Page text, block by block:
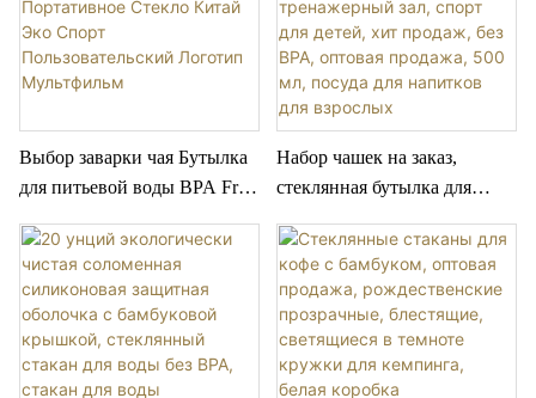
Выбор заварки чая Бутылка
для питьевой воды BPA Free
Портативное Стекло Китай
Эко Спорт
Пользовательский Логотип
Мультфильм
Набор чашек на заказ,
стеклянная бутылка для
кристаллический цвет,
тренажерный зал, спорт для
детей, хит продаж, без BPA,
оптовая продажа, 500 мл,
посуда для напитков для